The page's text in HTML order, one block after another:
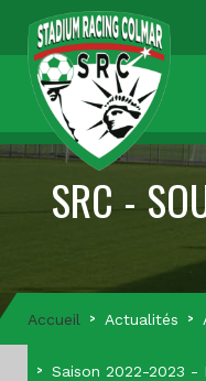
SRC -
Accueil Actualités
Saison 2022-2023 -